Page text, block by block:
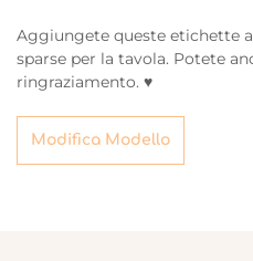
Aggiungete queste etichette
sparse per la tavola. Potete
ringraziamento. ♥
Modifica Modello